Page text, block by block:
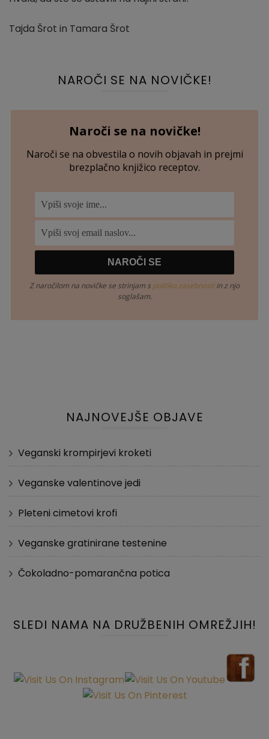
Tajda Šrot in Tamara Šrot
NAROČI SE NA NOVIČKE!
Naroči se na novičke!
Naroči se na obvestila o novih objavah in prejmi
brezplačno knjižico receptov.
Z naročilom na novičke se strinjam s politiko zasebnostiin z njo
soglašam.
NAJNOVEJŠE OBJAVE
Veganski krompirjevi kroketi
Veganske valentinove jedi
Pleteni cimetovi krofi
Veganske gratinirane testenine
Čokoladno-pomarančna potica
SLEDI NAMA NA DRUŽBENIH OMREŽJIH!